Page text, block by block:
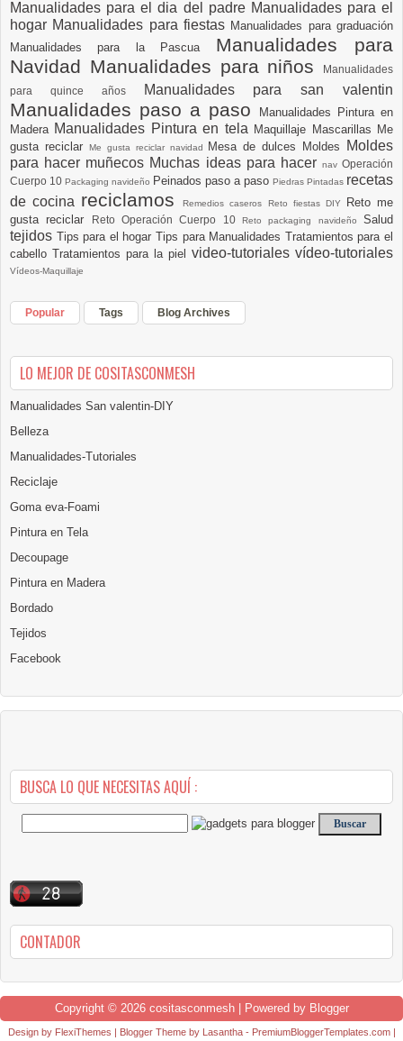
Manualidades para el dia del padre Manualidades para el
hogar Manualidades para fiestas Manualidades para graduación
Manualidades para la Pascua Manualidades para
Navidad Manualidades para niños
Manualidades
para quince años
Manualidades para san valentin
Manualidades paso a paso
Manualidades Pintura en
Madera Manualidades Pintura en tela Maquillaje Mascarillas Me
gusta reciclar
Me gusta reciclar navidad Mesa de dulces Moldes
Moldes
para hacer muñecos Muchas ideas para hacer nav Operación
Cuerpo 10 Packaging navideño Peinados paso a paso Piedras Pintadas recetas
de cocina reciclamosRemedios caseros Reto fiestas DIY
Reto me
gusta reciclar
Reto Operación Cuerpo 10Reto packaging navideñoSalud
tejidos Tips para el hogarTips para Manualidades Tratamientos para el
cabello Tratamientos para la piel video-tutoriales vídeo-tutoriales
Vídeos-Maquillaje
Popular Tags Blog Archives
LO MEJOR DE COSITASCONMESH
Manualidades San valentin-DIY
Belleza
Manualidades-Tutoriales
Reciclaje
Goma eva-Foami
Pintura en Tela
Decoupage
Pintura en Madera
Bordado
Tejidos
Facebook
BUSCA LO QUE NECESITAS AQUÍ :
CONTADOR
Copyright © 2026 cositasconmesh| Powered by Blogger
Design by FlexiThemes | Blogger Theme by Lasantha- PremiumBloggerTemplates.com|